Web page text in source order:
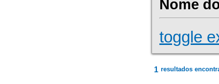
Nome
toggle
1 resultados